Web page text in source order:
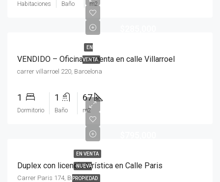
Habitaciones Baño m2
EN
VENTA
VENDIDO – Oficina en venta en calle Villarroel
carrer villarroel 220, Barcelona
1
Dormitorio
1
Baño
67
m2
EN VENTA
NUEVA
PROPIEDAD
Duplex con licencia turística en Calle Paris
Carrer Paris 174, Barcelona